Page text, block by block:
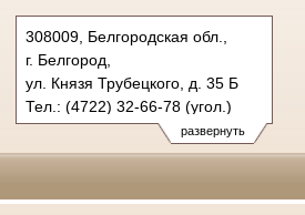
развернуть
308009, Белгородская обл.,
г. Белгород,
ул. Князя Трубецкого, д. 35 Б
Тел.: (4722) 32-66-78 (угол.)
32-60-51 (гражд.)
27-65-32 (ф.)